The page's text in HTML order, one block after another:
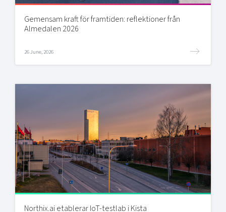
Gemensam kraft för framtiden: reflektioner från
Almedalen 2026
26 June, 2026
Northix.ai etablerar IoT-testlab i Kista